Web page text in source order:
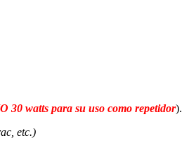
30 watts para su uso como repetidor).
etc.)